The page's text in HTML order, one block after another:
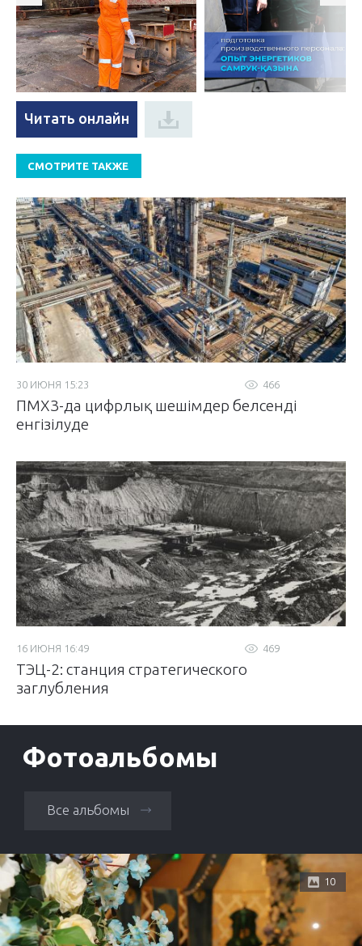
Читать онлайн
СМОТРИТЕ ТАКЖЕ
466
30 ИЮНЯ 15:23
ПМХЗ-да цифрлық шешімдер белсенді
енгізілуде
469
16 ИЮНЯ 16:49
ТЭЦ-2: станция стратегического
заглубления
Фотоальбомы
Все альбомы
10